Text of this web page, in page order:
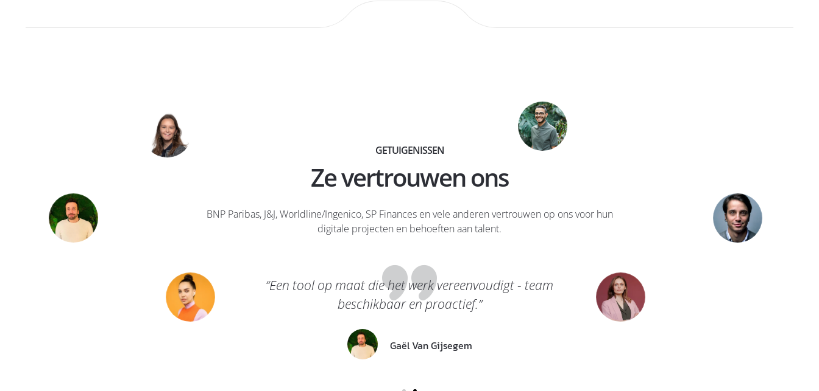
GETUIGENISSEN
Ze vertrouwen ons
BNP Paribas, J&J, Worldline/Ingenico, SP Finances en vele anderen vertrouwen op ons voor hun
digitale projecten en behoeften aan talent.
dynamische reacties.”
“Een tool op maat die het werk vereenvoudigt - team
beschikbaar en proactief.”
Gaël Van Gijsegem
“Snelle, professionele,